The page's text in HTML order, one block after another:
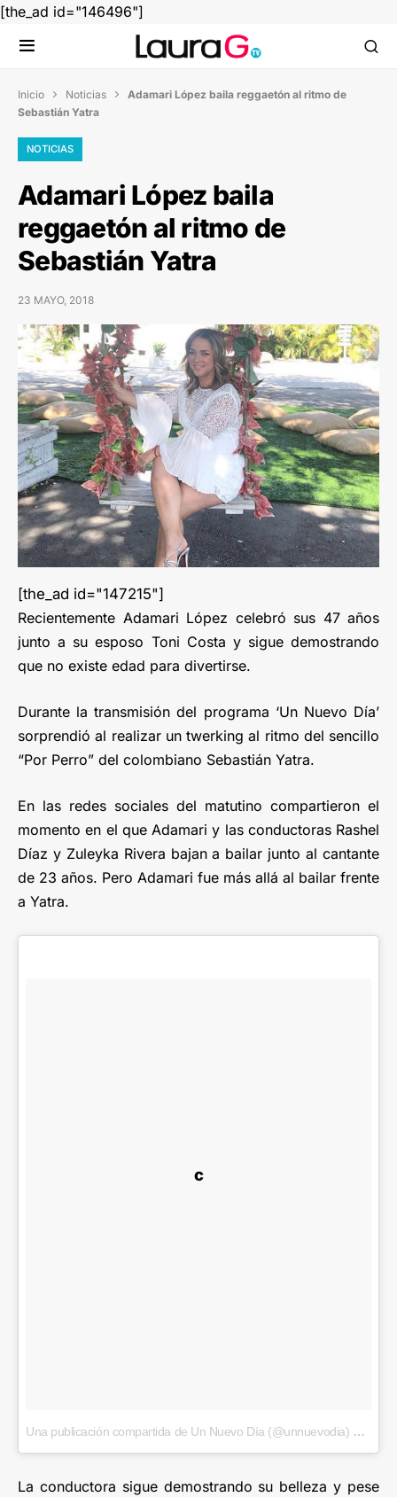
[the_ad id="146496"]
Inicio  Noticias  Adamari López baila reggaetón al ritmo de
Sebastián Yatra
NOTICIAS
Adamari López baila
reggaetón al ritmo de
Sebastián Yatra
23 MAYO, 2018
[the_ad id="147215"]
Recientemente Adamari López celebró sus 47 años
junto a su esposo Toni Costa y sigue demostrando
que no existe edad para divertirse.
Durante la transmisión del programa ‘Un Nuevo Día’
sorprendió al realizar un twerking al ritmo del sencillo
“Por Perro” del colombiano Sebastián Yatra.
En las redes sociales del matutino compartieron el
momento en el que Adamari y las conductoras Rashel
Díaz y Zuleyka Rivera bajan a bailar junto al cantante
de 23 años. Pero Adamari fue más allá al bailar frente
a Yatra.
c
Una publicación compartida de Un Nuevo Día (@unnuevodia)
La conductora sigue demostrando su belleza y pese